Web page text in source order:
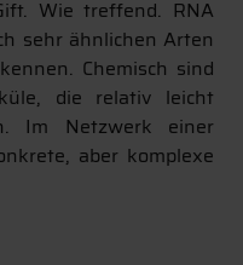
Wie treffend. RNA
sehr ähnlichen Arten
Chemisch sind
die relativ leicht
Im Netzwerk einer
aber komplexe